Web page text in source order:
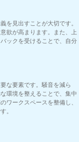
を見出すことが大切です。
欲が高まります。また、上
ックを受けることで、自分
な要素です。騒音を減ら
環境を整えることで、集中
ワークスペースを整備し、
。